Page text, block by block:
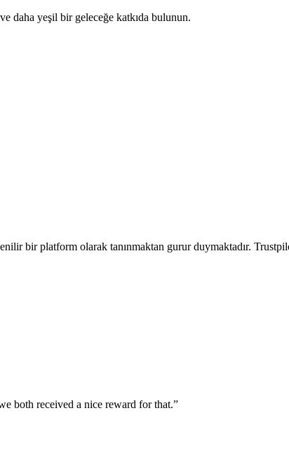
daha yeşil bir geleceğe katkıda bulunun.
bir platform olarak tanınmaktan gurur duymaktadır.
both received a nice reward for that.”